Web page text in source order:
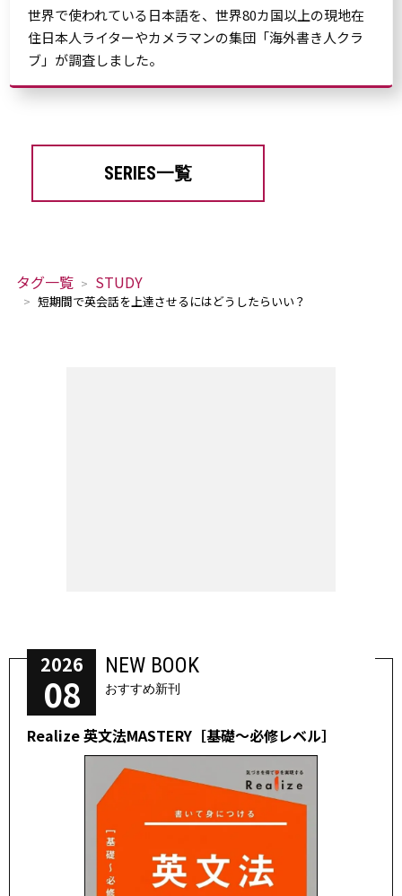
世界で使われている日本語を、世界80カ国以上の現地在
住日本人ライターやカメラマンの集団「海外書き人クラ
ブ」が調査しました。
SERIES一覧
タグ一覧 STUDY
短期間で英会話を上達させるにはどうしたらいい？
2026
08
NEW BOOK
おすすめ新刊
Realize 英文法MASTERY［基礎～必修レベル］